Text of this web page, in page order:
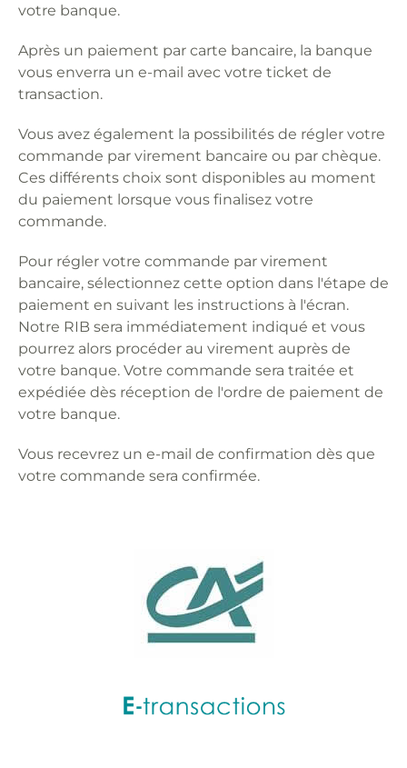
votre banque.
Après un paiement par carte bancaire, la banque
vous enverra un e-mail avec votre ticket de
transaction.
Vous avez également la possibilités de régler votre
commande par virement bancaire ou par chèque.
Ces différents choix sont disponibles au moment
du paiement lorsque vous finalisez votre
commande.
Pour régler votre commande par virement
bancaire, sélectionnez cette option dans l'étape de
paiement en suivant les instructions à l'écran.
Notre RIB sera immédiatement indiqué et vous
pourrez alors procéder au virement auprès de
votre banque. Votre commande sera traitée et
expédiée dès réception de l'ordre de paiement de
votre banque.
Vous recevrez un e-mail de confirmation dès que
votre commande sera confirmée.